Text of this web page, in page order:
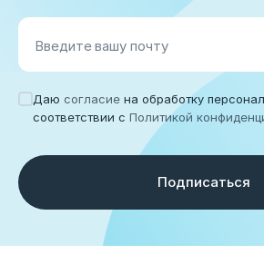
Введите вашу почту
Даю согласие на обработку
соответствии с Политикой
Подписаться